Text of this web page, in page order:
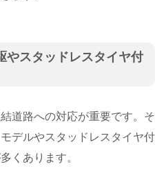
やスタッドレスタイヤ付
道路への対応が重要です。そ
デルやスタッドレスタイヤ付
くあります。